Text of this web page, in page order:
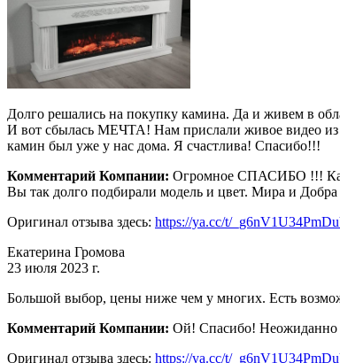
Долго решались на покупку камина. Да и живем в
И вот сбылась МЕЧТА! Нам прислали живое видео из
камин был уже у нас дома. Я счастлива! Спасибо!!!
Комментарий Компании: Огромное СПАСИБО !!!
Вы так долго подбирали модель и цвет. Мира и
Оригинал отзыва здесь: https://ya.cc/t/
Екатерина Громова
23 июля 2023 г.
Большой выбор, цены ниже чем у многих. Есть
Комментарий Компании: Ой! Спасибо! Неожиданно
Оригинал отзыва здесь: https://ya.cc/t/